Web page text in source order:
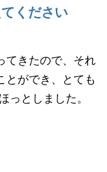
ください
てきたので、それ
とができ、とても
としました。